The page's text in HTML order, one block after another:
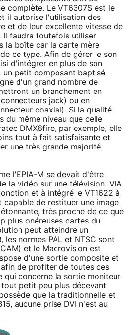
complète. Le VT6307S est le
il autorise l'utilisation des
et de leur excellente vitesse de
faudra toutefois utiliser
la boîte car la carte mère
ce type. Afin de gérer le son
d'intégrer en plus de son
un petit composant baptisé
d'un grand nombre de
un branchement en
jack) ou en
coaxial). Si la qualité
du même niveau que celle
DMX6fire, par exemple, elle
tout à fait satisfaisante et
une très grande majorité
l'EPIA-M se devait d'être
la vidéo sur une télévision. VIA
et à intégré le VT1622 à
capable de restituer une image
très proche de ce que
plus onéreuses cartes du
peut atteindre un
les normes PAL et NTSC sont
et le Macrovision est
d'une sortie composite et
de profiter de toutes ces
qui concerne la sortie moniteur
petit peu plus décevant
que la traditionnelle et
aucune prise DVI n'est au